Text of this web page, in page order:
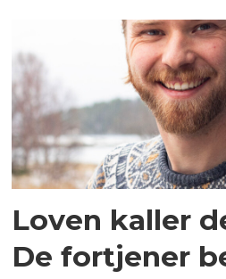
Loven kaller
De fortjener